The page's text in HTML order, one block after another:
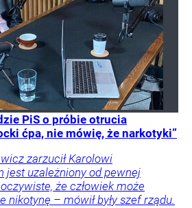
PiS o próbie otrucia
ćpa, nie mówię, że narkotyki”
zarzucił Karolowi
jest uzależniony od pewnej
że człowiek może
nikotynę – mówił były szef rządu.